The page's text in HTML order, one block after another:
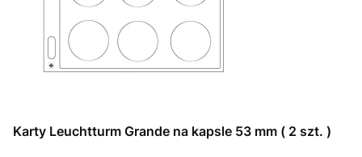
Karty Leuchtturm Grande na kapsle 53 mm ( 2 szt. )